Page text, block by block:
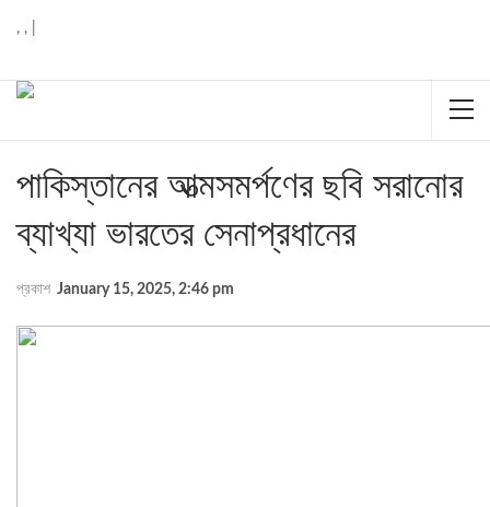
, ,
পাকিস্তানের আত্মসমর্পণের ছবি সরানোর
ব্যাখ্যা ভারতের সেনাপ্রধানের
প্রকাশ January 15, 2025, 2:46 pm